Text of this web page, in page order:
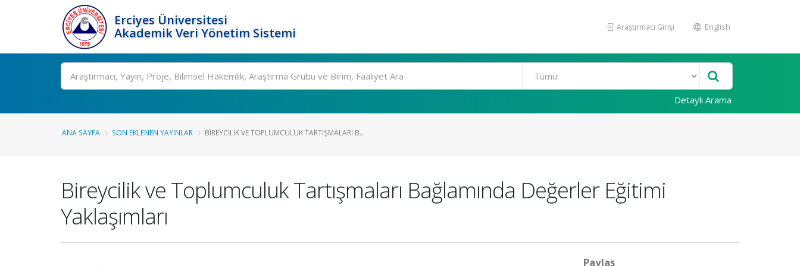
Erciyes Üniversitesi
Akademik Veri Yönetim Sistemi
Araştırmacı Girişi English
Ara
Detaylı Arama
ANA SAYFA SON EKLENEN YAYINLAR BIREYCILIK VE TOPLUMCULUK TARTIŞMALARI B...
Bireycilik ve Toplumculuk Tartışmaları Bağlamında Değerler Eğitimi
Yaklaşımları
Paylaş